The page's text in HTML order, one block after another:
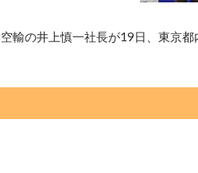
輸の井上慎一社長が19日、東京